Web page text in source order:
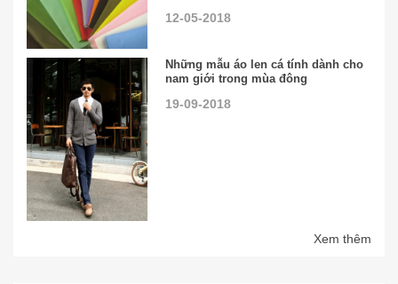
12-05-2018
Những mẫu áo len cá tính dành cho
nam giới trong mùa đông
19-09-2018
Xem thêm